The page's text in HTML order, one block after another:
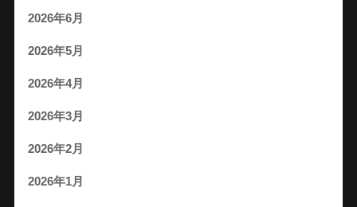
2026年6月
2026年5月
2026年4月
2026年3月
2026年2月
2026年1月